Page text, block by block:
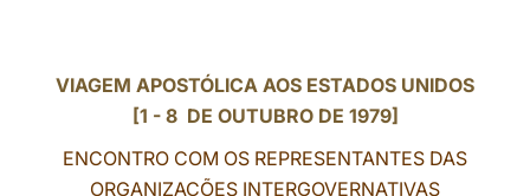
中文
LATINE
VIAGEM APOSTÓLICA AOS ESTADOS UNIDOS
[1 - 8 DE OUTUBRO DE 1979]
ENCONTRO COM OS REPRESENTANTES DAS
ORGANIZAÇÕES INTERGOVERNATIVAS